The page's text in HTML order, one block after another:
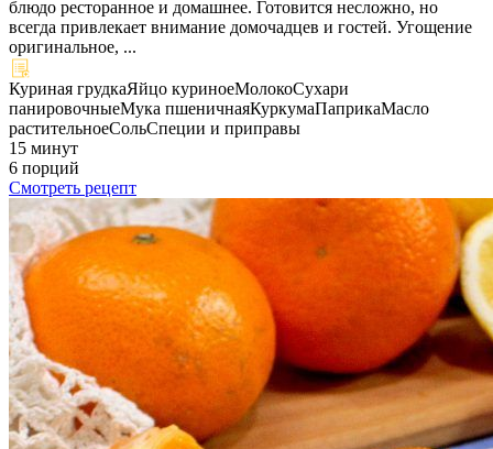
блюдо ресторанное и домашнее. Готовится несложно, но
всегда привлекает внимание домочадцев и гостей. Угощение
оригинальное, ...
Куриная грудкаЯйцо куриноеМолокоСухари
панировочныеМука пшеничнаяКуркумаПаприкаМасло
растительноеСольСпеции и приправы
15 минут
6 порций
Смотреть рецепт